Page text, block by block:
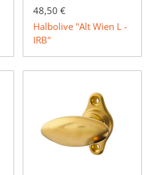
48,50 €
Halbolive "Alt Wien L -
IRB"